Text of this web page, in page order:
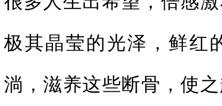
极其晶莹的光泽，鲜红
淌，滋养这些断骨，使